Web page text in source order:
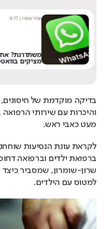
שחר שפירו|
9:17
משתדרגת?
מציקים
מעט כאבי ראש.
למטוס עם הילדים.